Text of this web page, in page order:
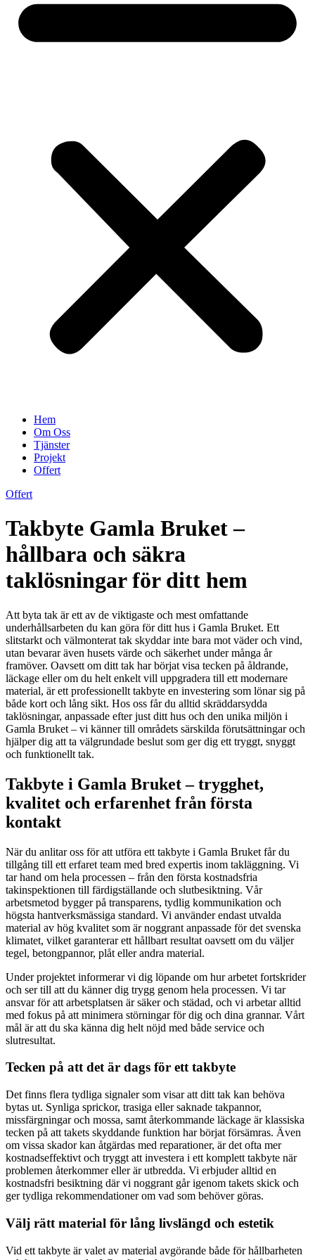
Hem
Om Oss
Tjänster
Projekt
Offert
Offert
Takbyte Gamla Bruket –
hållbara och säkra
taklösningar för ditt hem
Att byta tak är ett av de viktigaste och mest omfattande
underhållsarbeten du kan göra för ditt hus i Gamla Bruket. Ett
slitstarkt och välmonterat tak skyddar inte bara mot väder och vind,
utan bevarar även husets värde och säkerhet under många år
framöver. Oavsett om ditt tak har börjat visa tecken på åldrande,
läckage eller om du helt enkelt vill uppgradera till ett modernare
material, är ett professionellt takbyte en investering som lönar sig på
både kort och lång sikt. Hos oss får du alltid skräddarsydda
taklösningar, anpassade efter just ditt hus och den unika miljön i
Gamla Bruket – vi känner till områdets särskilda förutsättningar och
hjälper dig att ta välgrundade beslut som ger dig ett tryggt, snyggt
och funktionellt tak.
Takbyte i Gamla Bruket – trygghet,
kvalitet och erfarenhet från första
kontakt
När du anlitar oss för att utföra ett takbyte i Gamla Bruket får du
tillgång till ett erfaret team med bred expertis inom takläggning. Vi
tar hand om hela processen – från den första kostnadsfria
takinspektionen till färdigställande och slutbesiktning. Vår
arbetsmetod bygger på transparens, tydlig kommunikation och
högsta hantverksmässiga standard. Vi använder endast utvalda
material av hög kvalitet som är noggrant anpassade för det svenska
klimatet, vilket garanterar ett hållbart resultat oavsett om du väljer
tegel, betongpannor, plåt eller andra material.
Under projektet informerar vi dig löpande om hur arbetet fortskrider
och ser till att du känner dig trygg genom hela processen. Vi tar
ansvar för att arbetsplatsen är säker och städad, och vi arbetar alltid
med fokus på att minimera störningar för dig och dina grannar. Vårt
mål är att du ska känna dig helt nöjd med både service och
slutresultat.
Tecken på att det är dags för ett takbyte
Det finns flera tydliga signaler som visar att ditt tak kan behöva
bytas ut. Synliga sprickor, trasiga eller saknade takpannor,
missfärgningar och mossa, samt återkommande läckage är klassiska
tecken på att takets skyddande funktion har börjat försämras. Även
om vissa skador kan åtgärdas med reparationer, är det ofta mer
kostnadseffektivt och tryggt att investera i ett komplett takbyte när
problemen återkommer eller är utbredda. Vi erbjuder alltid en
kostnadsfri besiktning där vi noggrant går igenom takets skick och
ger tydliga rekommendationer om vad som behöver göras.
Välj rätt material för lång livslängd och estetik
Vid ett takbyte är valet av material avgörande både för hållbarheten